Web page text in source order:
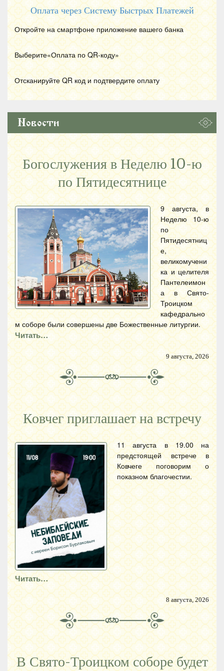
Оплата через Систему Быстрых Платежей
Откройте на смартфоне приложение вашего банка
Выберите«Оплата по QR-коду»
Отсканируйте QR код и подтвердите оплату
Новости
Богослужения в Неделю 10-ю
по Пятидесятнице
9 августа, в
Неделю 10-ю
по
Пятидесятниц
е,
великомучени
ка и целителя
Пантелеимон
а в Свято-
Троицком
кафедрально
м соборе были совершены две Божественные литургии.
Читать…
9 августа, 2026
Ковчег приглашает на встречу
11 августа в 19.00 на
предстоящей встрече в
Ковчеге поговорим о
показном благочестии.
Читать…
8 августа, 2026
В Свято-Троицком соборе будет